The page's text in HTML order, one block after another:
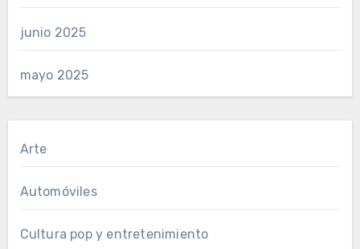
junio 2025
mayo 2025
Arte
Automóviles
Cultura pop y entretenimiento